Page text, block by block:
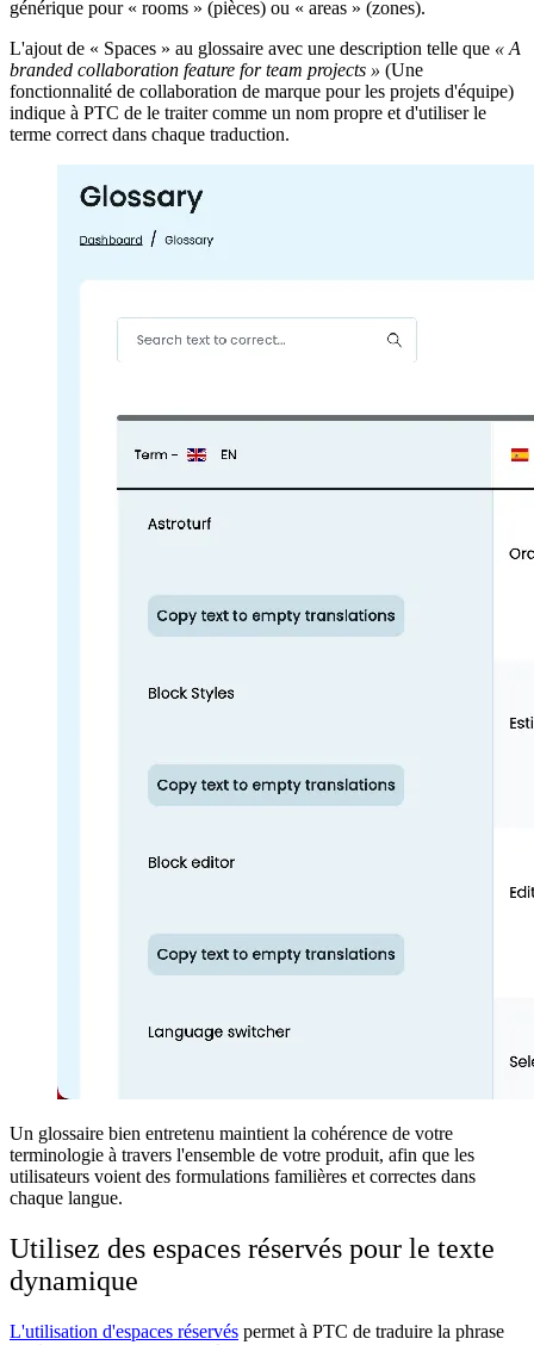
générique pour « rooms » (pièces) ou « areas » (zones).
L'ajout de « Spaces » au glossaire avec une description telle que « A
branded collaboration feature for team projects » (Une
fonctionnalité de collaboration de marque pour les projets d'équipe)
indique à PTC de le traiter comme un nom propre et d'utiliser le
terme correct dans chaque traduction.
Un glossaire bien entretenu maintient la cohérence de votre
terminologie à travers l'ensemble de votre produit, afin que les
utilisateurs voient des formulations familières et correctes dans
chaque langue.
Utilisez des espaces réservés pour le texte
dynamique
L'utilisation d'espaces réservés permet à PTC de traduire la phrase